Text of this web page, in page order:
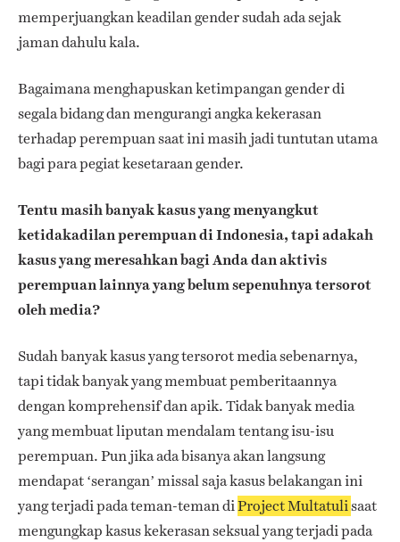
memperjuangkan keadilan gender sudah ada sejak
jaman dahulu kala.
Bagaimana menghapuskan ketimpangan gender di
segala bidang dan mengurangi angka kekerasan
terhadap perempuan saat ini masih jadi tuntutan utama
bagi para pegiat kesetaraan gender.
Tentu masih banyak kasus yang menyangkut
ketidakadilan perempuan di Indonesia, tapi adakah
kasus yang meresahkan bagi Anda dan aktivis
perempuan lainnya yang belum sepenuhnya tersorot
oleh media?
Sudah banyak kasus yang tersorot media sebenarnya,
tapi tidak banyak yang membuat pemberitaannya
dengan komprehensif dan apik. Tidak banyak media
yang membuat liputan mendalam tentang isu-isu
perempuan. Pun jika ada bisanya akan langsung
mendapat ‘serangan’ missal saja kasus belakangan ini
yang terjadi pada teman-teman diProject Multatulisaat
mengungkap kasus kekerasan seksual yang terjadi pada